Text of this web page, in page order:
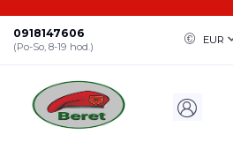
EUR
0918147606
(Po-So, 8-19 hod.)